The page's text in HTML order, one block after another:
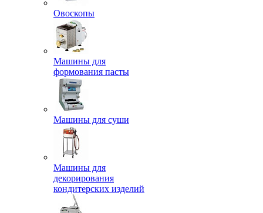
Овоскопы
Машины для
формования пасты
Машины для суши
Машины для
декорирования
кондитерских изделий